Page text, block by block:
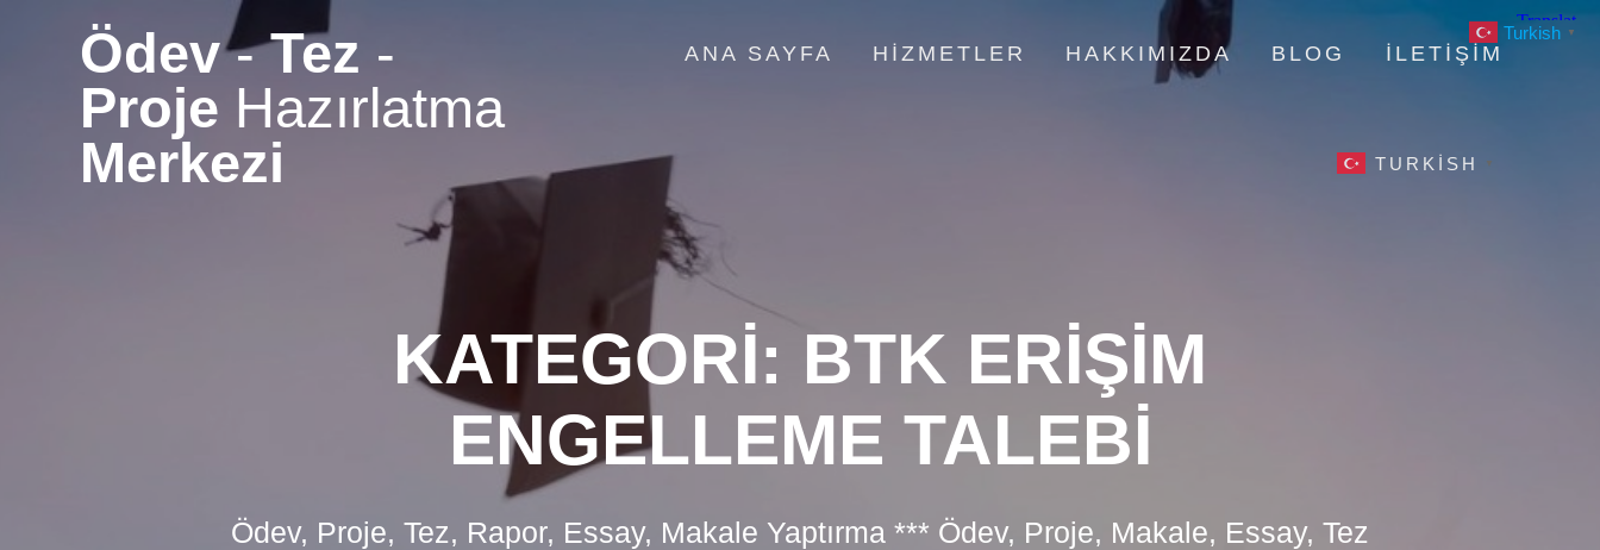
Ödev-Tez -
Proje Hazırlatma
Merkezi
ANA SAYFA HIZMETLER HAKKIMIZDA BLOG İLETIŞIM
TURKISH ▼
KATEGORI: BTK ERIŞIM
ENGELLEME TALEBI
Ödev, Proje, Tez, Rapor, Essay, Makale Yaptırma *** Ödev, Proje, Makale, Essay, Tez
Turkish ▼